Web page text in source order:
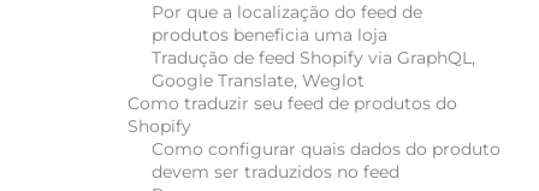
Por que a localização do feed de
produtos beneficia uma loja
Tradução de feed Shopify via GraphQL,
Google Translate, Weglot
Como traduzir seu feed de produtos do
Shopify
Como configurar quais dados do produto
devem ser traduzidos no feed